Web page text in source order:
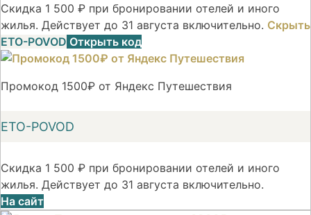
Скидка 1 500 ₽ при бронировании отелей и иного
жилья. Действует до 31 августа включительно. Скрыть
ETO-POVOD Открыть код
Промокод 1500₽ от Яндекс Путешествия
ETO-POVOD
Скидка 1 500 ₽ при бронировании отелей и иного
жилья. Действует до 31 августа включительно.
На сайт